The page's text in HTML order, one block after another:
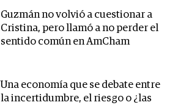
Guzmán no volvió a cuestionar a
Cristina, pero llamó a no perder el
sentido común en AmCham
Una economía que se debate entre
la incertidumbre, el riesgo o ¿las